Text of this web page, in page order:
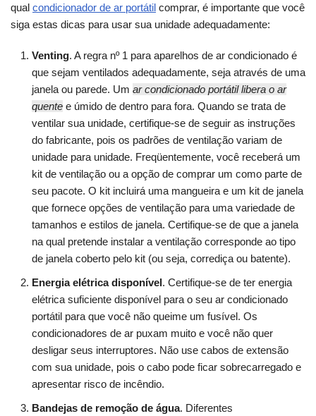
qual condicionador de ar portátil comprar, é importante que você
siga estas dicas para usar sua unidade adequadamente:
Venting. A regra nº 1 para aparelhos de ar condicionado é
que sejam ventilados adequadamente, seja através de uma
janela ou parede. Um ar condicionado portátil libera o ar
quente e úmido de dentro para fora. Quando se trata de
ventilar sua unidade, certifique-se de seguir as instruções
do fabricante, pois os padrões de ventilação variam de
unidade para unidade. Freqüentemente, você receberá um
kit de ventilação ou a opção de comprar um como parte de
seu pacote. O kit incluirá uma mangueira e um kit de janela
que fornece opções de ventilação para uma variedade de
tamanhos e estilos de janela. Certifique-se de que a janela
na qual pretende instalar a ventilação corresponde ao tipo
de janela coberto pelo kit (ou seja, corrediça ou batente).
Energia elétrica disponível. Certifique-se de ter energia
elétrica suficiente disponível para o seu ar condicionado
portátil para que você não queime um fusível. Os
condicionadores de ar puxam muito e você não quer
desligar seus interruptores. Não use cabos de extensão
com sua unidade, pois o cabo pode ficar sobrecarregado e
apresentar risco de incêndio.
Bandejas de remoção de água. Diferentes